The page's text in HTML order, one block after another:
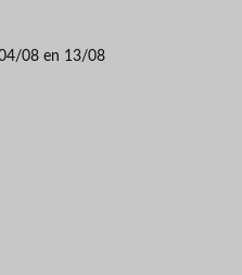
08 en 13/08